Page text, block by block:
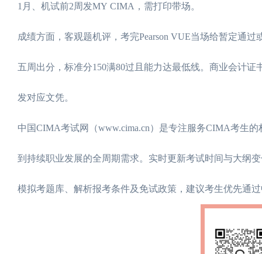
1月、机试前2周发MY CIMA，需打印带场。
成绩方面，客观题机评，考完Pearson VUE当场给暂定通
五周出分，标准分150满80过且能力达最低线。商业会计
发对应文凭。
中国CIMA考试网（www.cima.cn）是专注服务CIMA考生
到持续职业发展的全周期需求。实时更新考试时间与大
模拟考题库、解析报考条件及免试政策，建议考生优先通